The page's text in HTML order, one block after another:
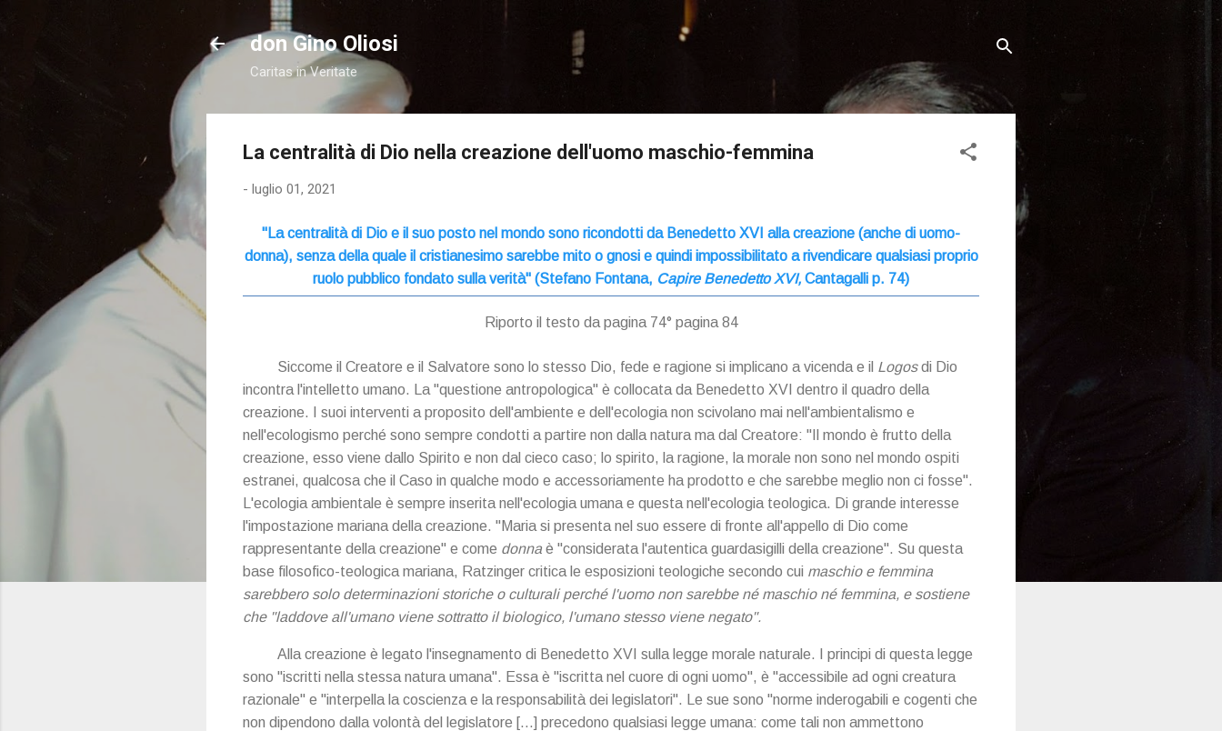
Passa ai contenuti principali
don Gino Oliosi
Caritas in Veritate
La centralità di Dio nella creazione dell'uomo maschio-femmina
- luglio 01, 2021
"La centralità di Dio e il suo posto nel mondo sono ricondotti da Benedetto XVI alla creazione (anche di uomo-
donna), senza della quale il cristianesimo sarebbe mito o gnosi e quindi impossibilitato a rivendicare qualsiasi proprio
ruolo pubblico fondato sulla verità" (Stefano Fontana, Capire Benedetto XVI, Cantagalli p. 74)
Riporto il testo da pagina 74° pagina 84
Siccome il Creatore e il Salvatore sono lo stesso Dio, fede e ragione si implicano a vicenda e il Logosdi Dio
incontra l'intelletto umano. La "questione antropologica" è collocata da Benedetto XVI dentro il quadro della
creazione. I suoi interventi a proposito dell'ambiente e dell'ecologia non scivolano mai nell'ambientalismo e
nell'ecologismo perché sono sempre condotti a partire non dalla natura ma dal Creatore: "Il mondo è frutto della
creazione, esso viene dallo Spirito e non dal cieco caso; lo spirito, la ragione, la morale non sono nel mondo ospiti
estranei, qualcosa che il Caso in qualche modo e accessoriamente ha prodotto e che sarebbe meglio non ci fosse".
L'ecologia ambientale è sempre inserita nell'ecologia umana e questa nell'ecologia teologica. Di grande interesse
l'impostazione mariana della creazione. "Maria si presenta nel suo essere di fronte all'appello di Dio come
rappresentante della creazione" e come donna è "considerata l'autentica guardasigilli della creazione". Su questa
base filosofico-teologica mariana, Ratzinger critica le esposizioni teologiche secondo cui maschio e femmina
sarebbero solo determinazioni storiche o culturali perché l'uomo non sarebbe né maschio né femmina, e sostiene
che "laddove all'umano viene sottratto il biologico, l'umano stesso viene negato".
Alla creazione è legato l'insegnamento di Benedetto XVI sulla legge morale naturale. I principi di questa legge
sono "iscritti nella stessa natura umana". Essa è "iscritta nel cuore di ogni uomo", è "accessibile ad ogni creatura
razionale" e "interpella la coscienza e la responsabilità dei legislatori". Le sue sono "norme inderogabili e cogenti che
non dipendono dalla volontà del legislatore […] precedono qualsiasi legge umana: come tali non ammettono